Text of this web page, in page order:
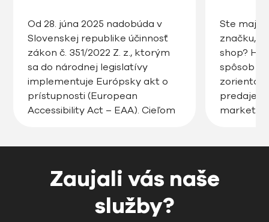
od roku 2025
Od 28. júna 2025 nadobúda v
Slovenskej republike účinnosť
zákon č. 351/2022 Z. z., ktorým
sa do národnej legislatívy
implementuje Európsky akt o
prístupnosti (European
Accessibility Act – EAA). Cieľom
webstránok, e-shopov či
mobilných aplikácií, boli
prístupné pre všetkých
používateľov, vrátane osôb so
Ste
značku,
shop?
spôsob
predaje,
Zaujali vás naše
služby?